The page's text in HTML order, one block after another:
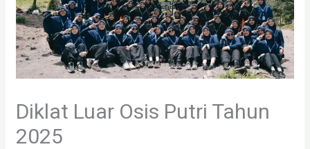
Diklat Luar Osis Putri Tahun
2025